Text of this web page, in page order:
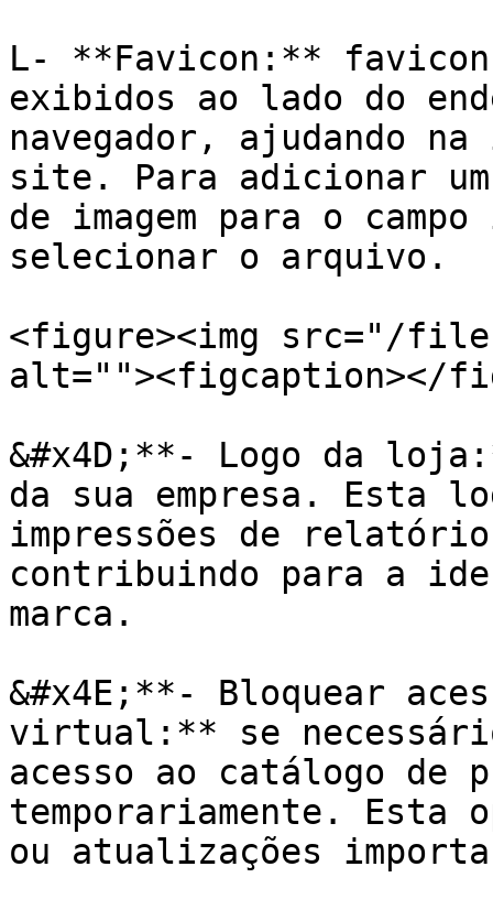
L- **Favicon:**
exibidos ao lado do
navegador, ajudando
site. Para adicionar
de imagem para o
selecionar o arquivo.
<figure><img src="/files/
alt=""><figcaption></
&#x4D;**- Logo da
da sua empresa. Esta
impressões de
contribuindo para a
marca.
&#x4E;**- Bloquear
virtual:** se
acesso ao catálogo
temporariamente. Esta
ou atualizações